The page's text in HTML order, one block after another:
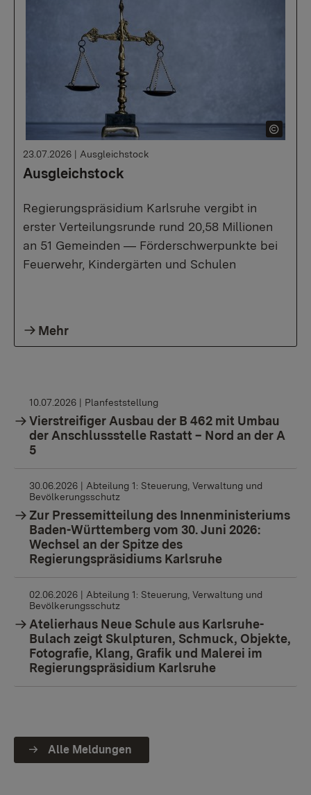
Ausgleichstock
23.07.2026 | Ausgleichstock
Regierungspräsidium Karlsruhe vergibt in
erster Verteilungsrunde rund 20,58 Millionen
an 51 Gemeinden ― Förderschwerpunkte bei
Feuerwehr, Kindergärten und Schulen
Mehr
10.07.2026 | Planfeststellung
Vierstreifiger Ausbau der B 462 mit Umbau
der Anschlussstelle Rastatt – Nord an der A
5
30.06.2026 | Abteilung 1: Steuerung, Verwaltung und
Bevölkerungsschutz
Zur Pressemitteilung des Innenministeriums
Baden-Württemberg vom 30. Juni 2026:
Wechsel an der Spitze des
Regierungspräsidiums Karlsruhe
02.06.2026 | Abteilung 1: Steuerung, Verwaltung und
Bevölkerungsschutz
Atelierhaus Neue Schule aus Karlsruhe-
Bulach zeigt Skulpturen, Schmuck, Objekte,
Fotografie, Klang, Grafik und Malerei im
Regierungspräsidium Karlsruhe
Alle Meldungen